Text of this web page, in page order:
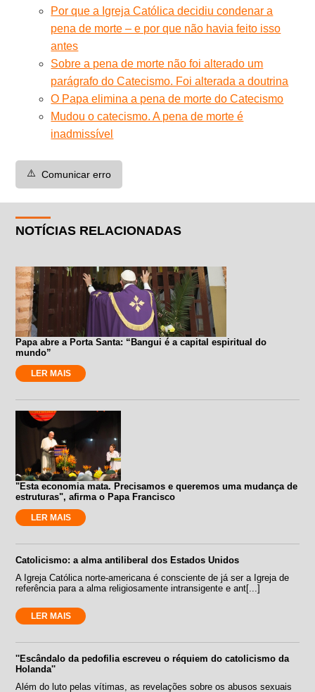
Por que a Igreja Católica decidiu condenar a
pena de morte – e por que não havia feito isso
antes
Sobre a pena de morte não foi alterado um
parágrafo do Catecismo. Foi alterada a doutrina
O Papa elimina a pena de morte do Catecismo
Mudou o catecismo. A pena de morte é
inadmissível
⚠️ Comunicar erro
NOTÍCIAS RELACIONADAS
Papa abre a Porta Santa: “Bangui é a capital espiritual do
mundo”
LER MAIS
"Esta economia mata. Precisamos e queremos uma mudança de
estruturas", afirma o Papa Francisco
LER MAIS
Catolicismo: a alma antiliberal dos Estados Unidos
A Igreja Católica norte-americana é consciente de já ser a Igreja de
referência para a alma religiosamente intransigente e ant[...]
LER MAIS
''Escândalo da pedofilia escreveu o réquiem do catolicismo da
Holanda''
Além do luto pelas vítimas, as revelações sobre os abusos sexuais